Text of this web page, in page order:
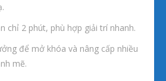
chỉ 2 phút, phù hợp giải trí nhanh.
để mở khóa và nâng cấp nhiều
mẽ.